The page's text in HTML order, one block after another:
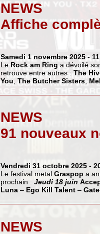
NEWS
Affiche
Samedi 1 novembre 2025 -
Le Rock am Ring a dévoilé
retrouve entre autres :The
You The Butcher Sisters,
NEWS
91 nouveaux
Vendredi 31 octobre 2025 -
Le festival metal Graspop a
prochain : Jeudi 18 juin
Luna– Ego Kill Talent–
NEWS